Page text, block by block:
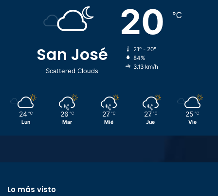
San José
Scattered Clouds
20 ℃
21º - 20º
84%
3.13 km/h
24 ℃
Lun
26 ℃
Mar
27 ℃
Mié
27 ℃
Jue
25 ℃
Vie
Lo más visto